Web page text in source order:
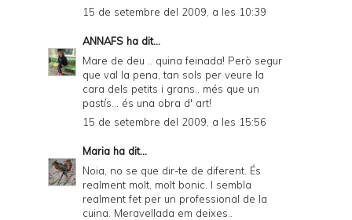
15 de setembre del 2009, a les 10:39
ANNAFS ha dit...
Mare de deu .. quina feinada! Però segur
que val la pena, tan sols per veure la
cara dels petits i grans.. més que un
pastís... és una obra d' art!
15 de setembre del 2009, a les 15:56
Maria ha dit...
Noia, no se que dir-te de diferent. És
realment molt, molt bonic. I sembla
realment fet per un professional de la
cuina. Meravellada em deixes..